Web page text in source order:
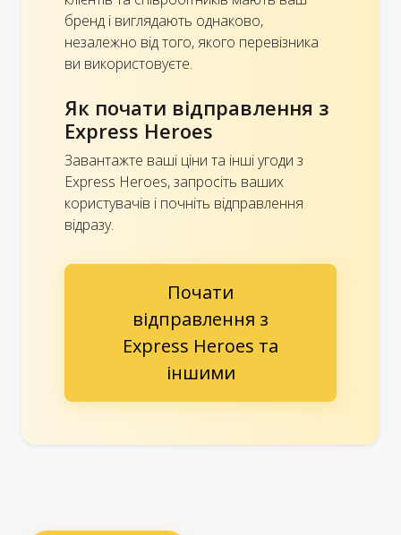
бренд і виглядають однаково,
незалежно від того, якого перевізника
ви використовуєте.
Як почати відправлення з
Express Heroes
Завантажте ваші ціни та інші угоди з
Express Heroes, запросіть ваших
користувачів і почніть відправлення
відразу.
Почати
відправлення з
Express Heroes та
іншими